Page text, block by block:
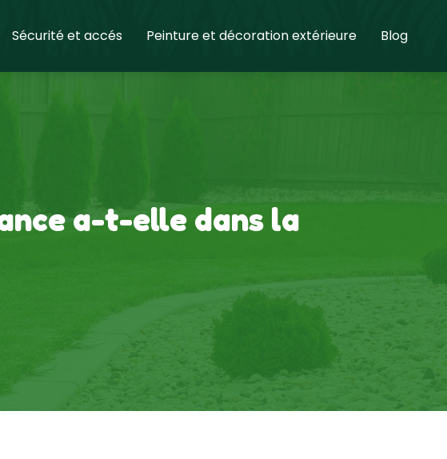
Sécurité et accés Peinture et décoration extérieure Blog
a-t-elle dans la